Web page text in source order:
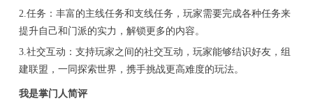
2.任务：丰富的主线任务和支线任务，玩家需要完成各种任务来
提升自己和门派的实力，解锁更多的内容。
3.社交互动：支持玩家之间的社交互动，玩家能够结识好友，组
建联盟，一同探索世界，携手挑战更高难度的玩法。
我是掌门人简评